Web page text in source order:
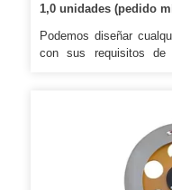
1,0 unidades (pedido
Podemos diseñar
con sus requisitos de